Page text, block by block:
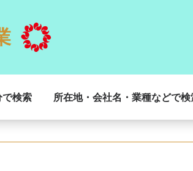
検索 所在地・会社名・業種などで検